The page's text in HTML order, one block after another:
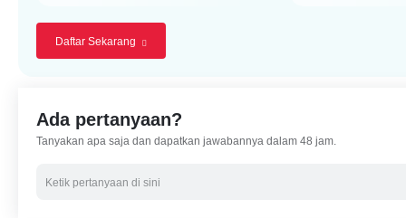
Daftar Sekarang
Ada pertanyaan?
Tanyakan apa saja dan dapatkan jawabannya dalam 48 jam.